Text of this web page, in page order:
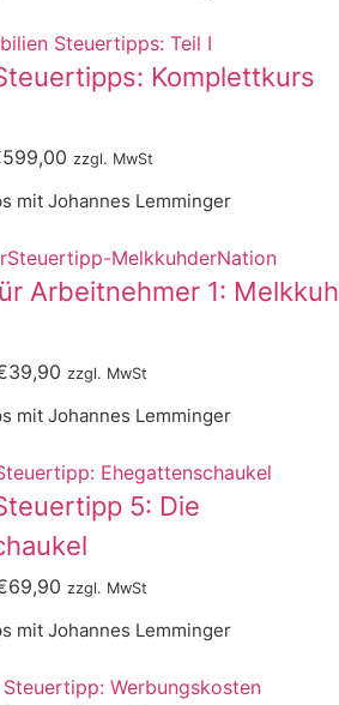
Komplettkurs
zzgl. MwSt
mit Johannes Lemminger
Arbeitnehmer 1: Melkkuh
zzgl. MwSt
mit Johannes Lemminger
5: Die
zzgl. MwSt
mit Johannes Lemminger